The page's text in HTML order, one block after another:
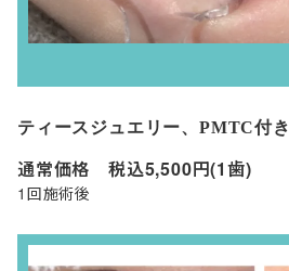
ティースジュエリー、PMTC付き
通常価格 税込5,500円(1歯)
1回施術後